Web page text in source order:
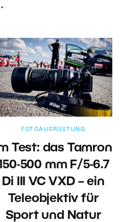
FOTOAUSRÜSTUNG
Test: das Tamron
500 mm F/5-6.7
Di III VC VXD – ein
Teleobjektiv für
Sport und Natur